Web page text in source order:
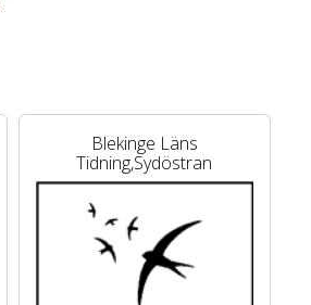
Blekinge Läns
Tidning,Sydöstran